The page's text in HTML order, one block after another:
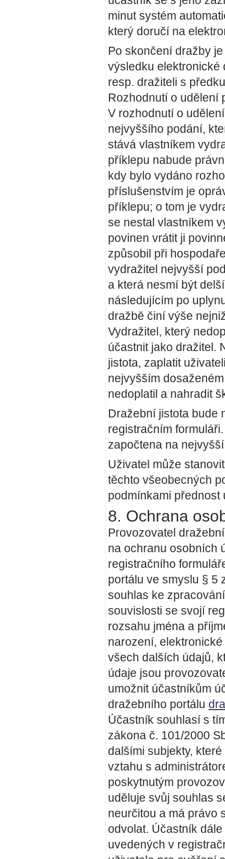
minut systém
který doručí na
Po skončení dražby
výsledku elektronické
resp. dražiteli s
Rozhodnutí o udělení
V rozhodnutí o
nejvyššího podání,
stává vlastníkem
příklepu nabude
kdy bylo vydáno
příslušenstvím je
příklepu; o tom je
se nestal vlastníkem
povinen vrátit ji
způsobil při
vydražitel nejvyšší
a která nesmí být
následujícím po
dražbě činí výše
Vydražitel, který
účastnit jako dražitel.
jistota, zaplatit
nejvyšším
nedoplatil a nahradit
Dražební jistota bude
registračním
započtena na
Uživatel může
těchto všeobecných
podmínkami
8. Ochrana
Provozovatel
na ochranu osobních
registračního
portálu ve smyslu § 5
souhlas ke
souvislosti se svojí
rozsahu jména a
narození,
všech dalších údajů,
údaje jsou
umožnit účastníkům
dražebního portálu
Účastník souhlasí s
zákona č. 101/2000
dalšími subjekty,
vztahu s
poskytnutým
uděluje svůj souhlas
neurčitou a má právo
odvolat. Účastník
uvedených v